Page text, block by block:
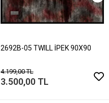
2692B-05 TWILL İPEK 90X90
4.199,00 TL
3.500,00 TL